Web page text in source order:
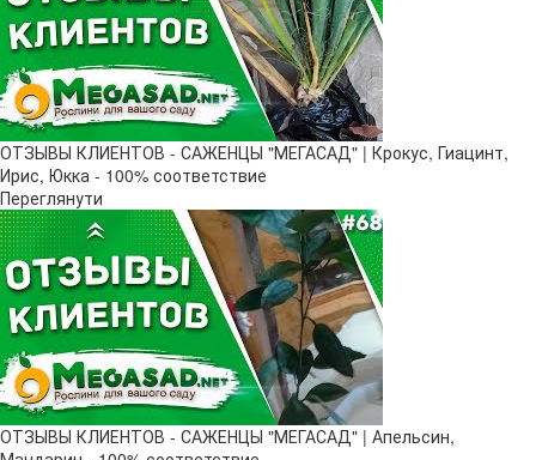
ОТЗЫВЫ КЛИЕНТОВ - САЖЕНЦЫ "МЕГАСАД" | Крокус, Гиацинт,
Ирис, Юкка - 100% соответствие
Переглянути
ОТЗЫВЫ КЛИЕНТОВ - САЖЕНЦЫ "МЕГАСАД" | Апельсин,